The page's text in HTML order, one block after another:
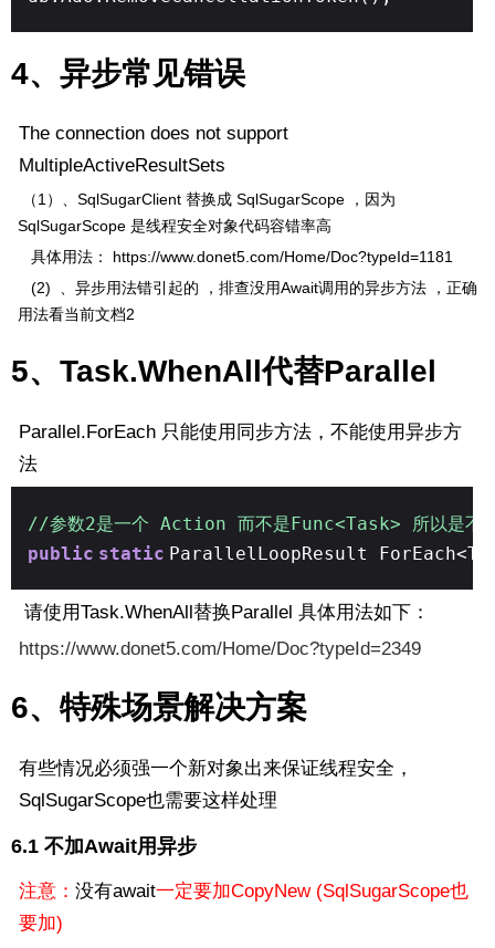
4、异步常见错误
The connection does not support
MultipleActiveResultSets
（1）、SqlSugarClient 替换成 SqlSugarScope ，因为
SqlSugarScope 是线程安全对象代码容错率高
具体用法： https://www.donet5.com/Home/Doc?typeId=1181
(2) 、异步用法错引起的 ，排查没用Await调用的异步方法 ，正确
用法看当前文档2
5、Task.WhenAll代替Parallel
Parallel.ForEach 只能使用同步方法，不能使用异步方
法
//参数2是一个 Action 而不是Func<Task> 所以是不支
public static ParallelLoopResult
请使用Task.WhenAll替换Parallel 具体用法如下：
https://www.donet5.com/Home/Doc?typeId=2349
6、特殊场景解决方案
有些情况必须强一个新对象出来保证线程安全，
SqlSugarScope也需要这样处理
6.1 不加Await用异步
注意： 没有await一定要加CopyNew (SqlSugarScope也
要加)